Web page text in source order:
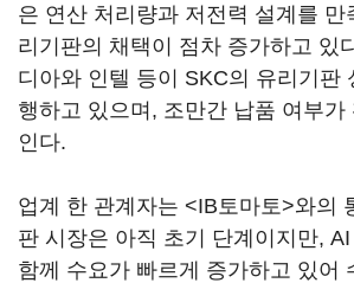
은 연산 처리량과 저전력 설계를 만
리기판의 채택이 점차 증가하고 있
디아와 인텔 등이 SKC의 유리기판
행하고 있으며, 조만간 납품 여부가
인다.
업계 한 관계자는 <IB토마토>와의
판 시장은 아직 초기 단계이지만,
함께 수요가 빠르게 증가하고 있어